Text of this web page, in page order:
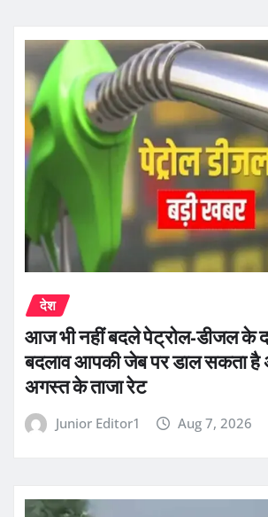
देश
आज भी नहीं बदले पेट्रोल-डीजल के
बदलाव आपकी जेब पर डाल सकता है
अगस्त के ताजा रेट
Junior Editor1 Aug 7, 2026